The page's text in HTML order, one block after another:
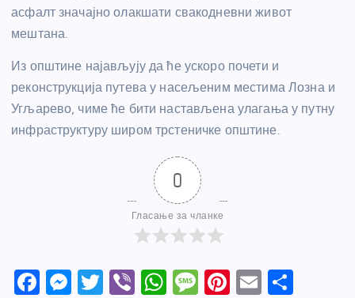
асфалт значајно олакшати свакодневни живот
мештана.
Из општине најављују да ће ускоро почети и
реконструкција путева у насељеним местима Лозна и
Угљарево, чиме ће бити настављена улагања у путну
инфраструктуру широм трстеничке општине.
0
Гласање за чланке
F
M T
Vi W M Pi E